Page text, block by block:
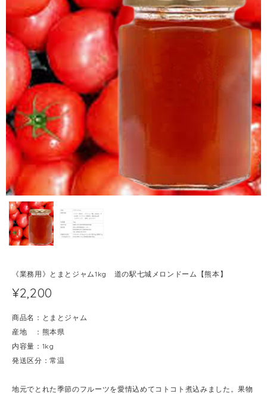
《業務用》とまとジャム1kg 道の駅七城メロンドーム【熊本】
¥2,200
商品名：とまとジャム
産地 ：熊本県
内容量：1kg
発送区分：常温
地元でとれた季節のフルーツを愛情込めてコトコト煮込みました。果物